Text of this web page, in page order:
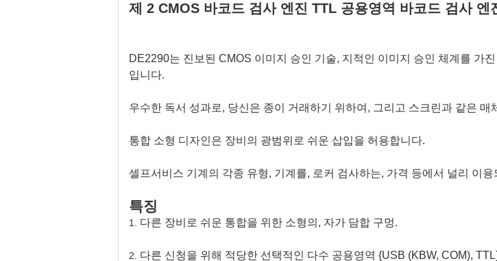
제 2 CMOS 바코드 검사 엔진 TTL 공용영역 바코드 검사 엔
DE2290는 진보된 CMOS 이미지 승인 기술, 지적인 이미지 승인 체계를 가
입니다.
우수한 독서 성과로, 당신은 종이 거래하기 위하여, 그리고 스크린과 같은 매
통합 소형 디자인은 장비의 광범위로 쉬운 삽입을 허용합니다.
셀프서비스 기계의 각종 유형, 기계를, 로커 검사하는, 가격 등에서 널리 이용
특징
1. 다른 장비로 쉬운 통합을 위한 소형의, 자가 담합 구멍.
2. 다른 신청을 위해 적당한 선택적인 다수 공용영역 {USB (KBW, COM),